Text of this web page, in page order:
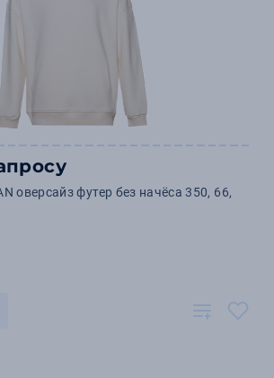
оверсайз футер без начёса 350, 66,